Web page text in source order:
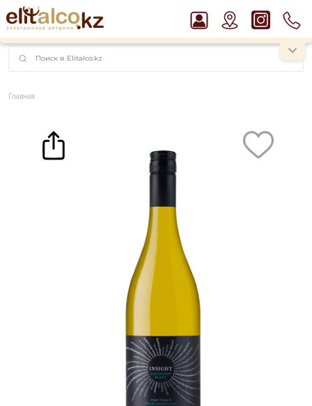
наименований!
instagram.com/rojo.kz
Рекомендуем
Виски Talisker 10 YO Malt 45,8% in Box
Пиво Guinness Draught 4,2% Can
Джин Gordon`s London Dry Gin 37,5%
Ром Captain Morgan White 37,5%
Главная